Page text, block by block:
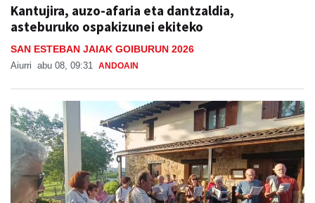
Kantujira, auzo-afaria eta dantzaldia,
asteburuko ospakizunei ekiteko
SAN ESTEBAN JAIAK GOIBURUN 2026
Aiurri abu 08, 09:31 ANDOAIN